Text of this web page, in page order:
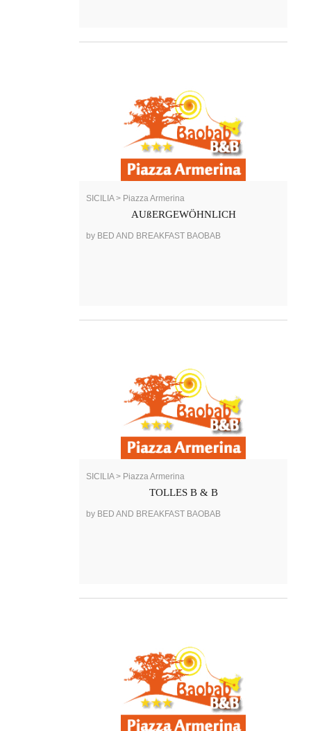
SICILIA > Piazza Armerina
AUßERGEWÖHNLICH
by BED AND BREAKFAST BAOBAB
SICILIA > Piazza Armerina
TOLLES B & B
by BED AND BREAKFAST BAOBAB